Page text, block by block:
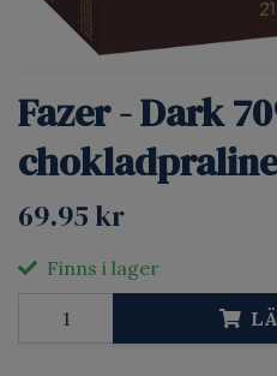
Fazer - Dark
69.95 kr
Finns i lager